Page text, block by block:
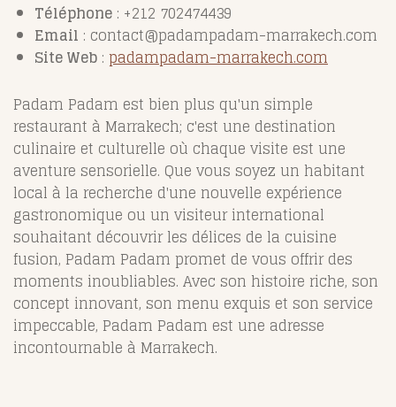
Téléphone : +212 702474439
Email : contact@padampadam-marrakech.com
Site Web : padampadam-marrakech.com
Padam Padam est bien plus qu'un simple
restaurant à Marrakech; c'est une destination
culinaire et culturelle où chaque visite est une
aventure sensorielle. Que vous soyez un habitant
local à la recherche d'une nouvelle expérience
gastronomique ou un visiteur international
souhaitant découvrir les délices de la cuisine
fusion, Padam Padam promet de vous offrir des
moments inoubliables. Avec son histoire riche, son
concept innovant, son menu exquis et son service
impeccable, Padam Padam est une adresse
incontournable à Marrakech.